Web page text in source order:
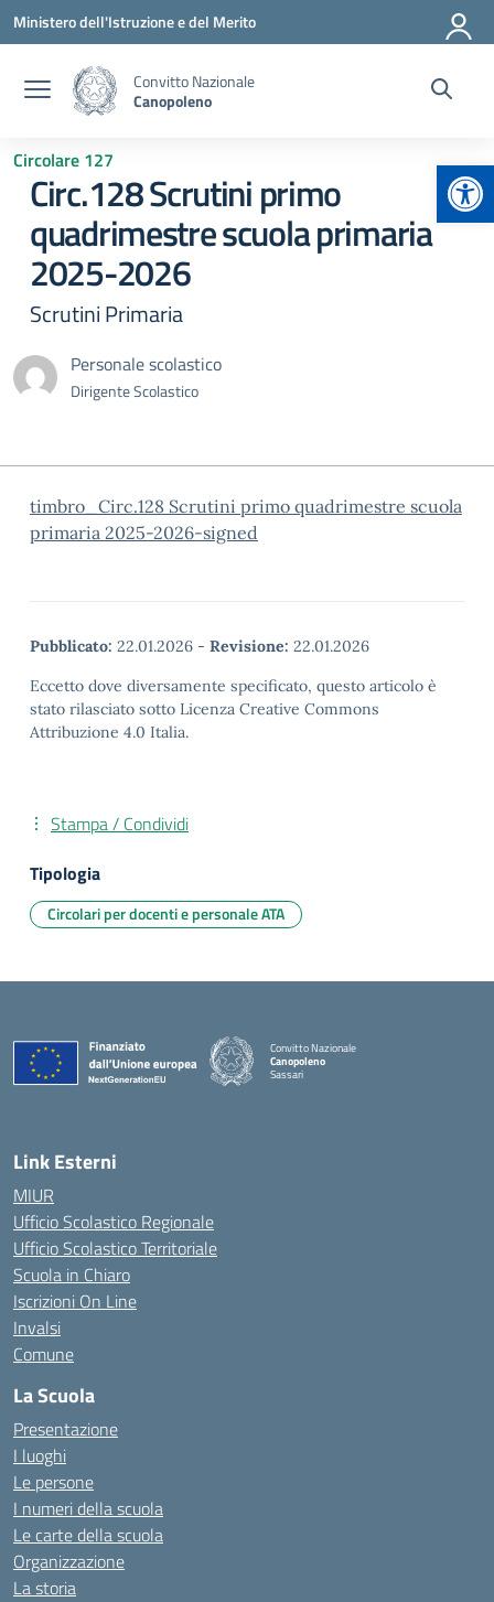
Vai ai contenuti
Vai al menu di navigazione
Vai al footer
Ministero dell'Istruzione e del Merito
Convitto Nazionale
Canopoleno
Circolare 127
Circ.128 Scrutini primo
quadrimestre scuola primaria
2025-2026
Scrutini Primaria
Personale scolastico
Dirigente Scolastico
timbro_Circ.128 Scrutini primo quadrimestre scuola
primaria 2025-2026-signed
Pubblicato: 22.01.2026 - Revisione: 22.01.2026
Eccetto dove diversamente specificato, questo articolo è
stato rilasciato sotto Licenza Creative Commons
Attribuzione 4.0 Italia.
Stampa / Condividi
Tipologia
Circolari per docenti e personale ATA
Convitto Nazionale
Canopoleno
Sassari
Link Esterni
MIUR
Ufficio Scolastico Regionale
Ufficio Scolastico Territoriale
Scuola in Chiaro
Iscrizioni On Line
Invalsi
Comune
La Scuola
Presentazione
I luoghi
Le persone
I numeri della scuola
Le carte della scuola
Organizzazione
La storia